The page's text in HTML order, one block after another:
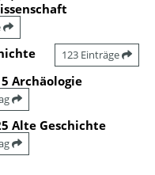
123 Einträge
Archäologie
Alte Geschichte